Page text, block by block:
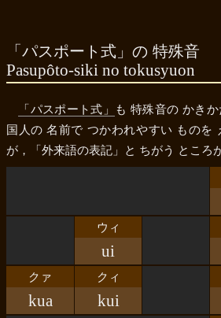
「パスポート式」の 特殊音
Pasupôto-siki no tokusyuon
「パスポート式」
も 特殊音の かき
国人の 名前で つかわれやすい ものを
が，「外来語の表記」と ちがう ところ
ウィ
ui
クァ クィ
kua kui